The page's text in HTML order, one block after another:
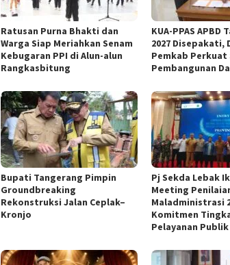
Ratusan Purna Bhakti dan
Warga Siap Meriahkan Senam
Kebugaran PPI di Alun-alun
Rangkasbitung
KUA-PPAS APBD
2027 Disepakati,
Pemkab Perkuat
Pembangunan
Bupati Tangerang Pimpin
Groundbreaking
Rekonstruksi Jalan Ceplak–
Kronjo
Pj Sekda Lebak
Meeting
Maladministrasi
Komitmen
Pelayanan Publik